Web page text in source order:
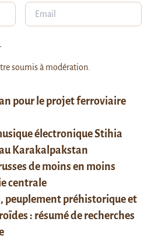
pour le projet ferroviaire
électronique Stihia
Karakalpakstan
de moins en moins
centrale
peuplement préhistorique et
: résumé de recherches
soumis à modération.